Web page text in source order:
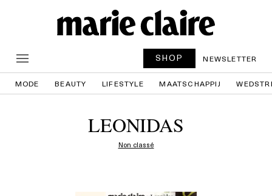
SHOP NEWSLETTER
MODE BEAUTY LIFESTYLE MAATSCHAPPIJ
LEONIDAS
Non classé